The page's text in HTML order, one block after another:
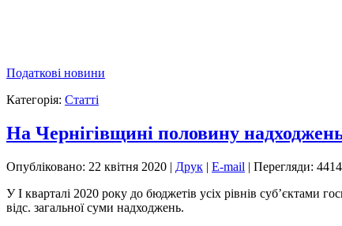
Податкові новини
Категорія: Статті
На Чернігівщині половину
Опубліковано: 22 квітня 2020 | Друк | E-mail | Перегляди: 4414
У І кварталі 2020 року до бюджетів усіх рівнів суб’єктами
відс. загальної суми надходжень.